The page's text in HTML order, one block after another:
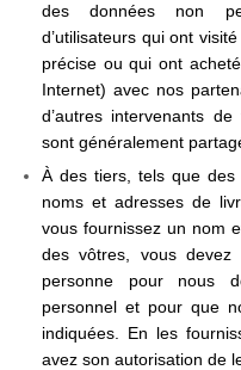
des données non
d’utilisateurs qui ont
précise ou qui ont
Internet) avec nos
d’autres intervenants
sont généralement
À des tiers, tels que
noms et adresses de
vous fournissez un nom
des vôtres, vous devez
personne pour nous
personnel et pour que
indiquées. En les
avez son autorisation de